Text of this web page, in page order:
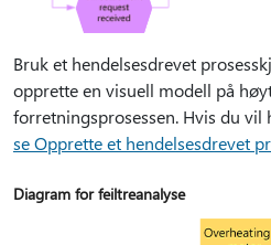
Bruk et hendelsesdrevet
opprette en visuell modell på
forretningsprosessen. Hvis du vil
se Opprette et hendelsesdrevet
Diagram for feiltreanalyse